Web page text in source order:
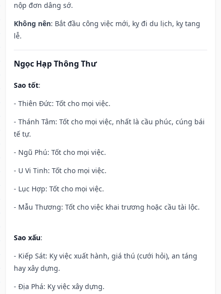
nộp đơn dâng sớ.
Không nên: Bắt đầu công việc mới, kỵ đi du lịch, kỵ tang
lễ.
Ngọc Hạp Thông Thư
Sao tốt:
- Thiên Đức: Tốt cho mọi việc.
- Thánh Tâm: Tốt cho mọi việc, nhất là cầu phúc, cúng bái
tế tự.
- Ngũ Phú: Tốt cho mọi việc.
- U Vi Tinh: Tốt cho mọi việc.
- Lục Hợp: Tốt cho mọi việc.
- Mẫu Thương: Tốt cho việc khai trương hoặc cầu tài lộc.
Sao xấu:
- Kiếp Sát: Kỵ việc xuất hành, giá thú (cưới hỏi), an táng
hay xây dựng.
- Địa Phá: Kỵ việc xây dựng.